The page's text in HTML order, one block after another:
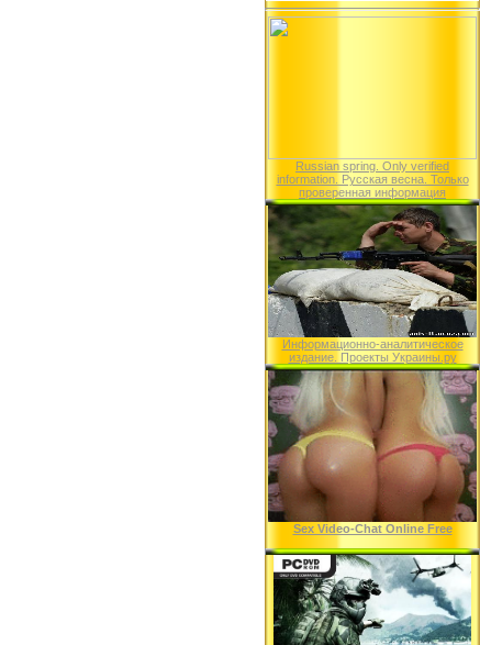
Russian spring. Only verified
information. Русская весна. Только
проверенная информация
Информационно-аналитическое
издание. Проекты Украины.ру
Sex Video-Chat Online Free